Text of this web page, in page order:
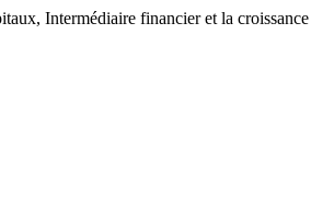
Intermédiaire financier et la